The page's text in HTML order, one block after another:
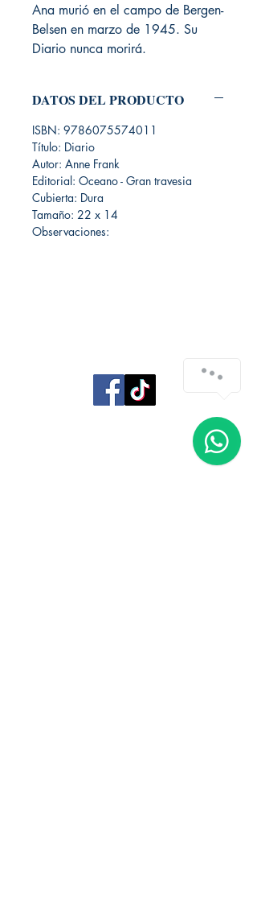
Ana murió en el campo de Bergen-
Belsen en marzo de 1945. Su
Diario nunca morirá.
DATOS DEL PRODUCTO
ISBN: 9786075574011
Título: Diario
Autor: Anne Frank
Editorial: Oceano - Gran travesia
Cubierta: Dura
Tamaño: 22 x 14
Observaciones: